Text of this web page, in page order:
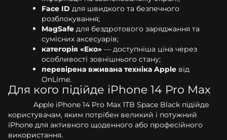
Face ID для швидкого та безпечного
розблокування;
MagSafe для бездротового заряджання та
сумісних аксесуарів;
категорія «Еко» — доступніша ціна через
особливості зовнішнього стану;
перевірена вживана техніка Apple від
OnLime.
Для кого підійде iPhone 14 Pro Max
Apple iPhone 14 Pro Max 1TB Space Black підійде
користувачам, яким потрібен великий і потужний
iPhone для активного щоденного або професійного
використання.